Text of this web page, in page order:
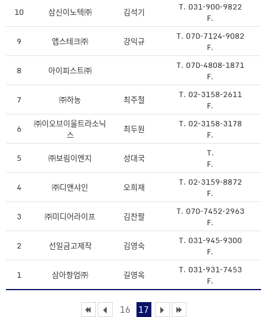
10 삼신이노텍㈜ 김석기
T. 031-900-9822
F.
9 앱스테크㈜ 강익규
T. 070-7124-9082
F.
8 아이피스트㈜
T. 070-4808-1871
F.
7 ㈜하농 최주철
T. 02-3158-2611
F.
6
㈜이오브이울트라소닉
스
최두원
T. 02-3158-3178
F.
5 ㈜보림이엔지 성대국
T.
F.
4 ㈜디앤샤인 오희재
T. 02-3159-8872
F.
3 ㈜미디어라이프 김찬팔
T. 070-7452-2963
F.
2 선일금고제작 김영숙
T. 031-945-9300
F.
1 삼아항업㈜ 길영옥
T. 031-931-7453
F.
16 17